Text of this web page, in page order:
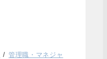
管理職・マネジャ